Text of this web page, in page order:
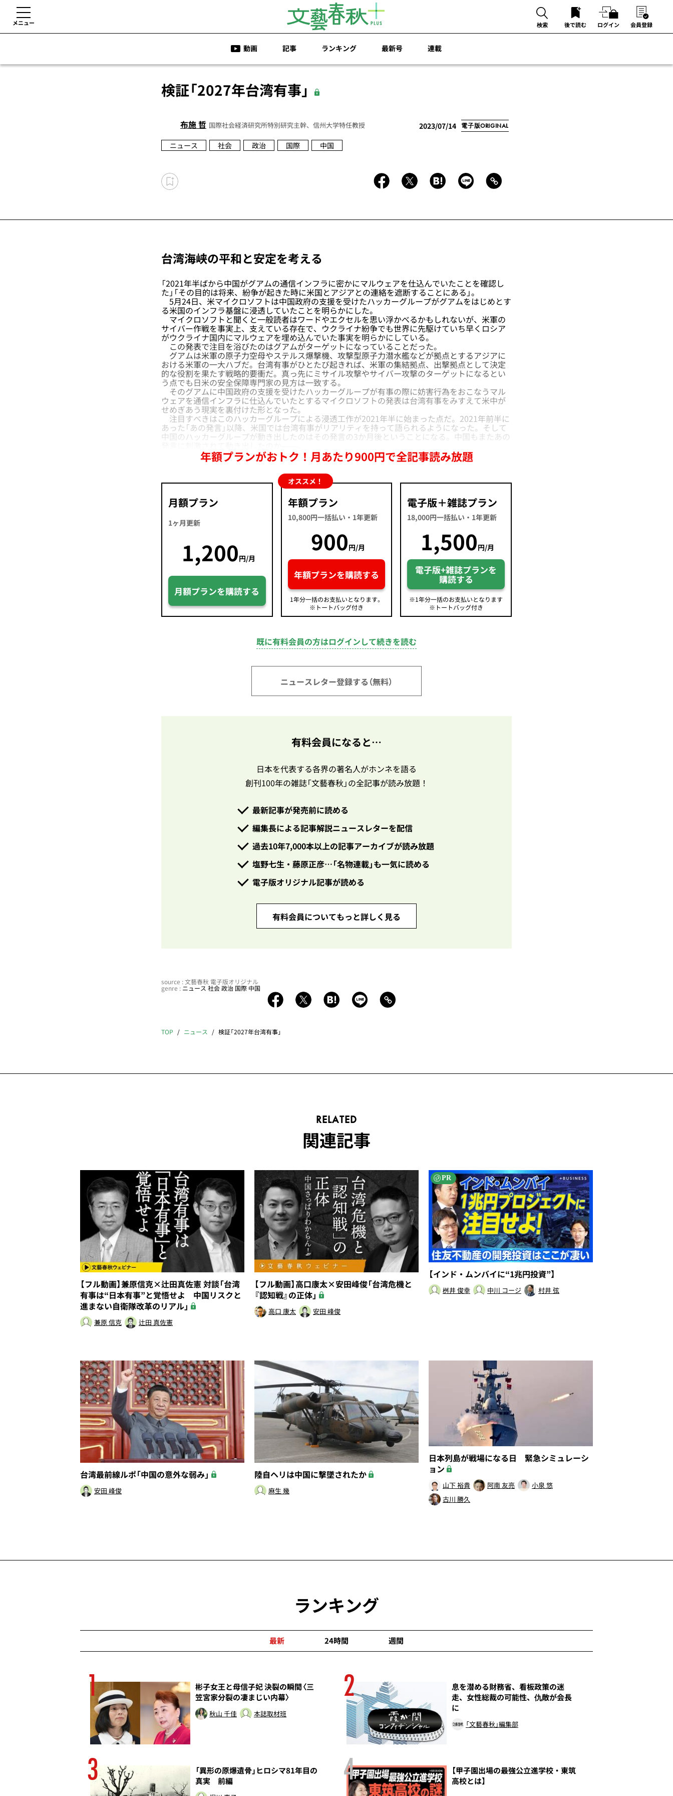
メニュー 検索 後で読む ログイン 会員登録
動画 記事 ランキング 最新号 連載
検証「2027年台湾有事」
布施 哲 国際社会経済研究所特別研究主幹、信州大学特任教授 2023/07/14 電子版ORIGINAL
ニュース 社会 政治 国際 中国
台湾海峡の平和と安定を考える
「2021年半ばから中国がグアムの通信インフラに密かにマルウェアを仕込んでいたことを確認し
た」「その目的は将来、紛争が起きた時に米国とアジアとの連絡を遮断することにある」。
5月24日、米マイクロソフトは中国政府の支援を受けたハッカーグループがグアムをはじめとす
る米国のインフラ基盤に浸透していたことを明らかにした。
マイクロソフトと聞くと一般読者はワードやエクセルを思い浮かべるかもしれないが、米軍の
サイバー作戦を事実上、支えている存在で、ウクライナ紛争でも世界に先駆けていち早くロシア
がウクライナ国内にマルウェアを埋め込んでいた事実を明らかにしている。
この発表で注目を浴びたのはグアムがターゲットになっていることだった。
グアムは米軍の原子力空母やステルス爆撃機、攻撃型原子力潜水艦などが拠点とするアジアに
おける米軍の一大ハブだ。台湾有事がひとたび起きれば、米軍の集結拠点、出撃拠点として決定
的な役割を果たす戦略的要衝だ。真っ先にミサイル攻撃やサイバー攻撃のターゲットになるとい
う点でも日米の安全保障専門家の見方は一致する。
そのグアムに中国政府の支援を受けたハッカーグループが有事の際に妨害行為をおこなうマル
ウェアを通信インフラに仕込んでいたとするマイクロソフトの発表は台湾有事をみすえて米中が
せめぎあう現実を裏付けた形となった。
注目すべきはこのハッカーグループによる浸透工作が2021年半に始まった点だ。2021年前半に
あった「あの発言」以降、米国では台湾有事がリアリティを持って語られるようになった。そして
中国のハッカーグループが動き出したのはその発言の3か月後ということになる。中国もまたあの
年額プランがおトク！月あたり900円で全記事読み放題
月額プラン
1ヶ月更新
1,200円/月
月額プランを購読する
オススメ！
年額プラン
10,800円一括払い・1年更新
900円/月
年額プランを購読する
1年分一括のお支払いとなります。
※トートバッグ付き
電子版＋雑誌プラン
18,000円一括払い・1年更新
1,500円/月
電子版+雑誌プランを
購読する
※1年分一括のお支払いとなります
※トートバッグ付き
既に有料会員の方はログインして続きを読む
ニュースレター登録する（無料）
有料会員になると…
日本を代表する各界の著名人がホンネを語る
創刊100年の雑誌「文藝春秋」の全記事が読み放題！
最新記事が発売前に読める
編集長による記事解説ニュースレターを配信
過去10年7,000本以上の記事アーカイブが読み放題
塩野七生・藤原正彦…「名物連載」も一気に読める
電子版オリジナル記事が読める
有料会員についてもっと詳しく見る
source : 文藝春秋 電子版オリジナル
genre : ニュース 社会政治 国際 中国
TOP ニュース 検証「2027年台湾有事」
RELATED
関連記事
【フル動画】兼原信克×辻田真佐憲 対談「台湾
有事は“日本有事”と覚悟せよ 中国リスクと
進まない自衛隊改革のリアル」
兼原 信克 辻田 真佐憲
【フル動画】高口康太×安田峰俊「台湾危機と
『認知戦』の正体」
高口 康太 安田 峰俊
PR
【インド・ムンバイに“1兆円投資”】
桝井 俊幸 中川 コージ 村井 弦
台湾最前線ルポ「中国の意外な弱み」
安田 峰俊
陸自ヘリは中国に撃墜されたか
麻生 幾
日本列島が戦場になる日 緊急シミュレーシ
ョン
山下 裕貴 阿南 友亮
小泉 悠
古川 勝久
ランキング
最新 24時間 週間
1
彬子女王と母信子妃 決裂の瞬間〈三
笠宮家分裂の凄まじい内幕〉
秋山 千佳 本誌取材班
2
息を潜める財務省、看板政策の迷
走、女性総裁の可能性、仇敵が会長
に
「文藝春秋」編集部
3
「異形の原爆遺骨」ヒロシマ81年目の
真実 前編
4
【甲子園出場の最強公立進学校・東筑
高校とは】